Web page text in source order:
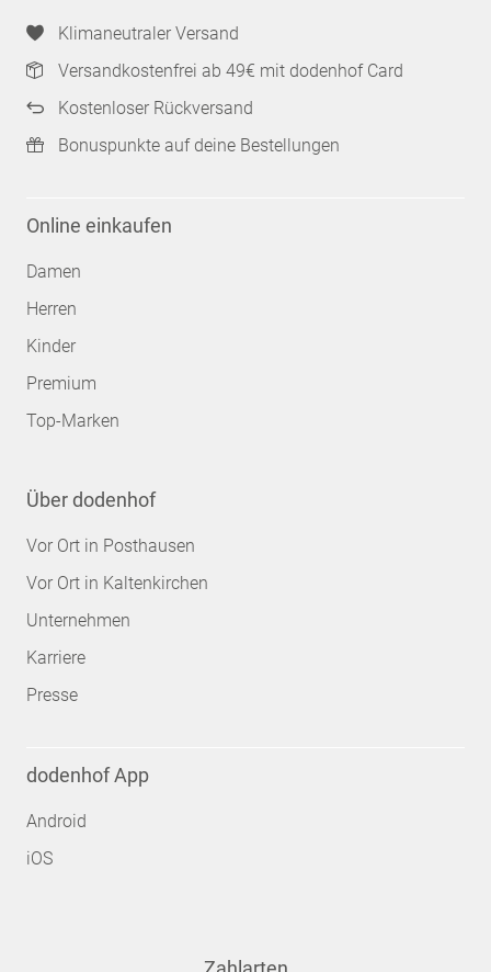
Klimaneutraler Versand
Versandkostenfrei ab 49€ mit dodenhof Card
Kostenloser Rückversand
Bonuspunkte auf deine Bestellungen
Online einkaufen
Damen
Herren
Kinder
Premium
Top-Marken
Über dodenhof
Vor Ort in Posthausen
Vor Ort in Kaltenkirchen
Unternehmen
Karriere
Presse
dodenhof App
Android
iOS